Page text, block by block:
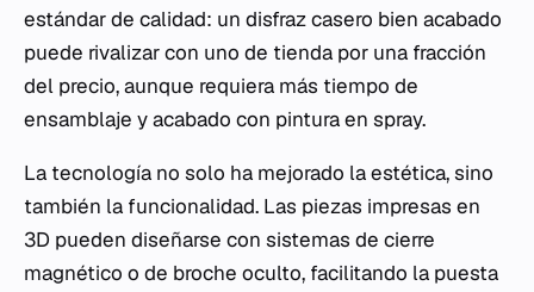
estándar de calidad: un disfraz casero bien acabado
puede rivalizar con uno de tienda por una fracción
del precio, aunque requiera más tiempo de
ensamblaje y acabado con pintura en spray.
La tecnología no solo ha mejorado la estética, sino
también la funcionalidad. Las piezas impresas en
3D pueden diseñarse con sistemas de cierre
magnético o de broche oculto, facilitando la puesta